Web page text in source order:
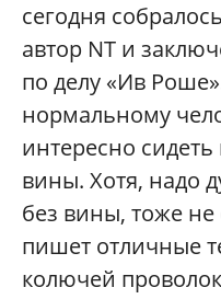
сегодня
автор NT и
по делу «Ив
нормальному
интересно
вины. Хотя, надо
без вины, тоже
пишет отличные
колючей